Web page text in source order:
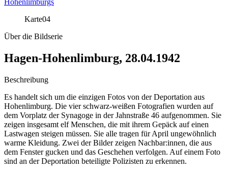
Hohenlimburgs
Karte04
Über die Bildserie
Hagen-Hohenlimburg, 28.04.1942
Beschreibung
Es handelt sich um die einzigen Fotos von der Deportation aus
Hohenlimburg. Die vier schwarz-weißen Fotografien wurden auf
dem Vorplatz der Synagoge in der Jahnstraße 46 aufgenommen. Sie
zeigen insgesamt elf Menschen, die mit ihrem Gepäck auf einen
Lastwagen steigen müssen. Sie alle tragen für April ungewöhnlich
warme Kleidung. Zwei der Bilder zeigen Nachbar:innen, die aus
dem Fenster gucken und das Geschehen verfolgen. Auf einem Foto
sind an der Deportation beteiligte Polizisten zu erkennen.